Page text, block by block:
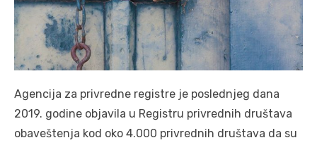
Agencija za privredne registre je poslednjeg dana
2019. godine objavila u Registru privrednih društava
obaveštenja kod oko 4.000 privrednih društava da su